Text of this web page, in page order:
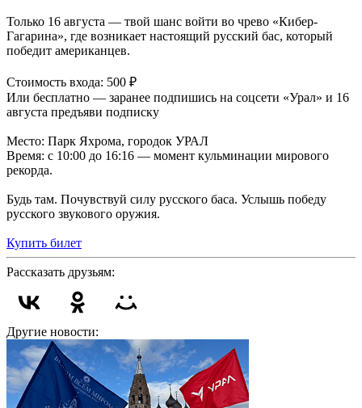
Только 16 августа — твой шанс войти во чрево «Кибер-
Гагарина», где возникает настоящий русский бас, который
победит американцев.
Стоимость входа: 500 ₽
Или бесплатно — заранее подпишись на соцсети «Урал» и 16
августа предъяви подписку
Место: Парк Яхрома, городок УРАЛ
Время: с 10:00 до 16:16 — момент кульминации мирового
рекорда.
Будь там. Почувствуй силу русского баса. Услышь победу
русского звукового оружия.
Купить билет
Рассказать друзьям:
Другие новости: